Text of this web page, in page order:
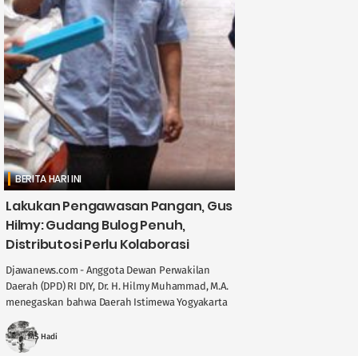
BERITA HARI INI
Lakukan Pengawasan Pangan, Gus
Hilmy: Gudang Bulog Penuh,
Distributosi Perlu Kolaborasi
Djawanews.com - Anggota Dewan Perwakilan
Daerah (DPD) RI DIY, Dr. H. Hilmy Muhammad, M.A.
menegaskan bahwa Daerah Istimewa Yogyakarta
memegang peran penting dalam menjaga
stabilitas ....
MS Hadi